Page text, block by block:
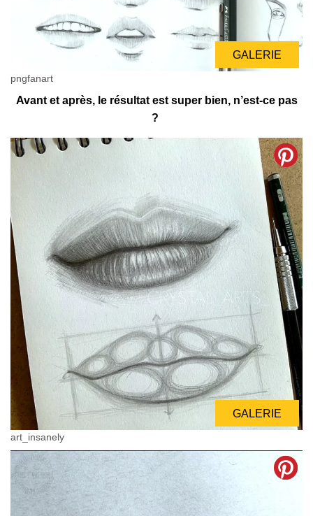
pngfanart
GALERIE
Avant et après, le résultat est super bien, n’est-ce pas
?
art_insanely
GALERIE